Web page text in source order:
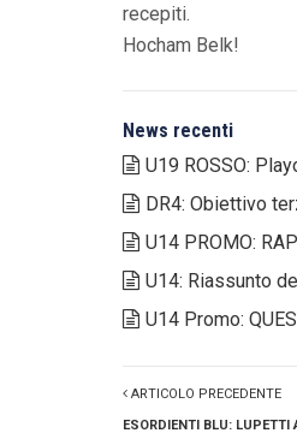
recepiti.
Hocham Belk!
News recenti
U19 ROSSO:
DR4: Obiettivo
U14 PROMO:
U14: Riassunto
U14 Promo:
ARTICOLO PRECEDENTE
ESORDIENTI BLU: